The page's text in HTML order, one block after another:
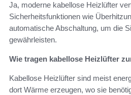
Ja, moderne kabellose Heizlüfter
Sicherheitsfunktionen wie
automatische Abschaltung, um die
gewährleisten.
Wie tragen kabellose Heizlüfter
Kabellose Heizlüfter sind meist
dort Wärme erzeugen, wo sie